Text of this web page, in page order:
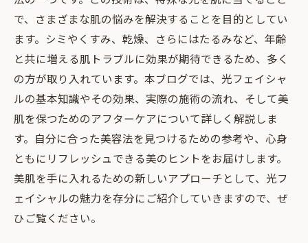
で、さまざまな肌の悩みを解決することを目的としてい
ます。シミやくすみ、乾燥、さらにはたるみなど、年齢
と共に増える肌トラブルに効果が期待できるため、多く
の方が取り入れています。本ブログでは、光フェイシャ
ルの基本知識やその効果、実際の施術の流れ、そして美
肌を保つためのアフターケアについて詳しく解説しま
す。自分に合った美容法を見つけるための参考や、心身
ともにリフレッシュできる美のヒントをお届けします。
美肌を手に入れるための新しいアプローチとして、光フ
ェイシャルの魅力を存分にご紹介していきますので、ぜ
ひご覧ください。